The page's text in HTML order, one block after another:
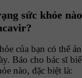
sức khỏe
của bạn có thể
Báo cho bác sĩ
nào, đặc biệt là: